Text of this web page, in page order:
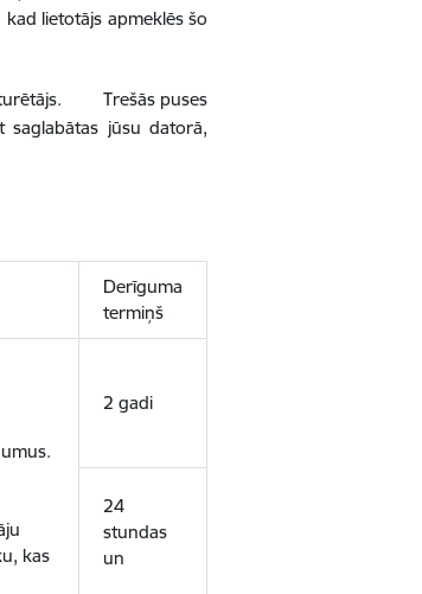
lietotājs apmeklēs šo
Trešās puses
jūsu datorā,
Derīguma
termiņš
kas
2 gadi
24
stundas
un